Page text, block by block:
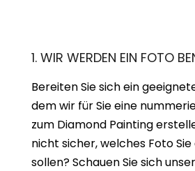
1. WIR WERDEN EIN FOTO
Bereiten Sie sich ein
dem wir für Sie eine
zum Diamond Painting
nicht sicher, welches Foto
sollen? Schauen Sie sich